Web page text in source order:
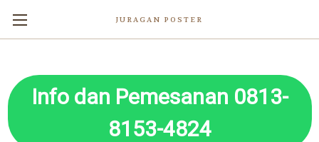
JURAGAN POSTER
Info dan Pemesanan 0813-
8153-4824